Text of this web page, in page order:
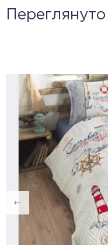
Переглянуто